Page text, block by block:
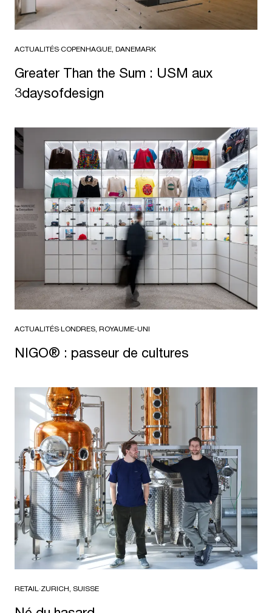
ACTUALITÉS·COPENHAGUE, DANEMARK
Greater Than the Sum : USM aux
3daysofdesign
ACTUALITÉS·LONDRES, ROYAUME-UNI
NIGO® : passeur de cultures
RETAIL·ZURICH, SUISSE